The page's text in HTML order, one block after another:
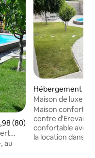
moyenne sur la
(80)
au
Hébergement ⋅
Maison de luxe
piscine
Maison
centre d'Erevan Une maison moderne et
confortable avec
la location dans